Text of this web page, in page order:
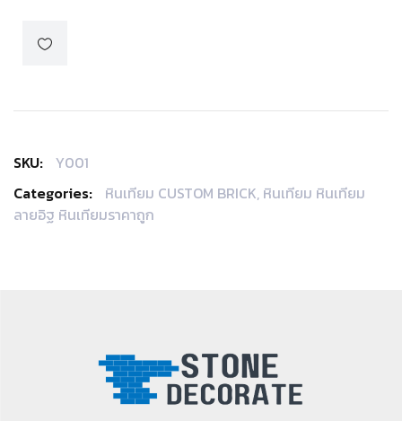
SKU: Y001
Categories:
หินเทียม CUSTOM BRICK, หินเทียม หินเทียม
ลายอิฐ หินเทียมราคาถูก